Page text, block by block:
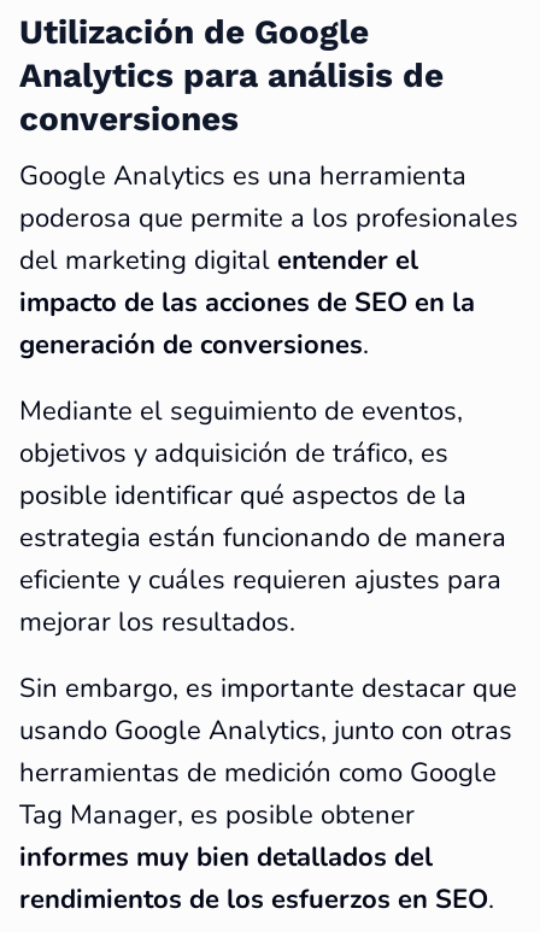
Utilización de Google
Analytics para análisis de
conversiones
Google Analytics es una herramienta
poderosa que permite a los profesionales
del marketing digital entender el
impacto de las acciones de SEO en la
generación de conversiones.
Mediante el seguimiento de eventos,
objetivos y adquisición de tráfico, es
posible identificar qué aspectos de la
estrategia están funcionando de manera
eficiente y cuáles requieren ajustes para
mejorar los resultados.
Sin embargo, es importante destacar que
usando Google Analytics, junto con otras
herramientas de medición como Google
Tag Manager, es posible obtener
informes muy bien detallados del
rendimientos de los esfuerzos en SEO.